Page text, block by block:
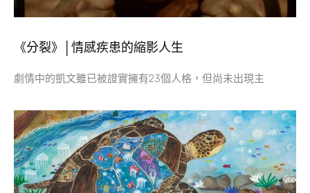
《分裂》│情感疾患的縮影人生
劇情中的凱文雖已被證實擁有23個人格，但尚未出現主